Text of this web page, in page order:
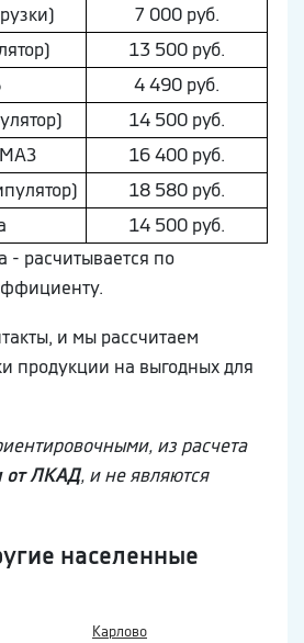
7 000 руб.
13 500 руб.
4 490 руб.
14 500 руб.
16 400 руб.
18 580 руб.
14 500 руб.
- расчитывается по
и мы рассчитаем
продукции на выгодных для
из расчета
от ЛКАД, и не являются
населенные
Карлово